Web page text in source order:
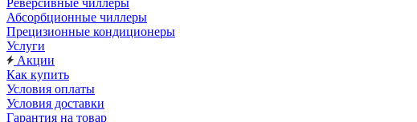
Реверсивные чиллеры
Абсорбционные чиллеры
Прецизионные кондиционеры
Услуги
Акции
Как купить
Условия оплаты
Условия доставки
Гарантия на товар